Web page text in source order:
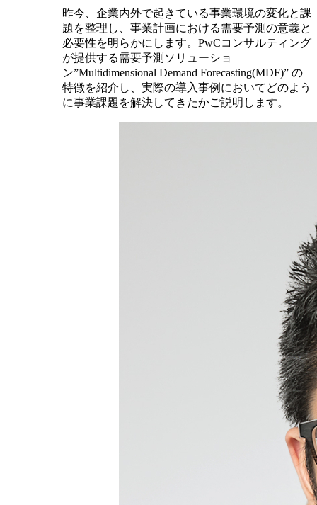
昨今、企業内外で起きている事業環境の変化と課
題を整理し、事業計画における需要予測の意義と
必要性を明らかにします。PwCコンサルティング
が提供する需要予測ソリューショ
ン”Multidimensional Demand Forecasting(MDF)” の
特徴を紹介し、実際の導入事例においてどのよう
に事業課題を解決してきたかご説明します。